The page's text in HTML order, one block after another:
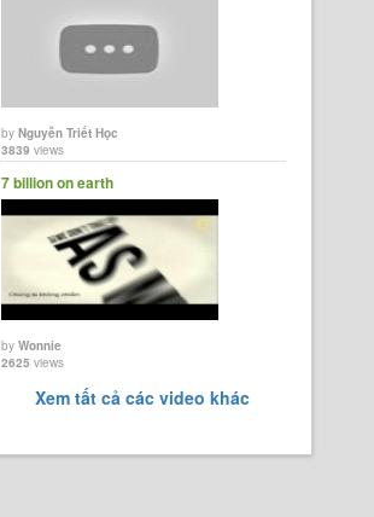
byNguyễn Triết Học
3839 views
7 billion on earth
byWonnie
2625 views
Xem tất cả các video khác